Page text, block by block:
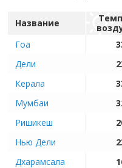
Название
Гоа
Дели
Керала
Мумбаи
Ришикеш
Нью Дели
Дхарамсала